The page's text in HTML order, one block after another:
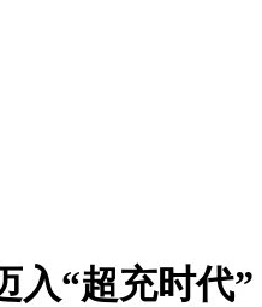
入“超充时代”